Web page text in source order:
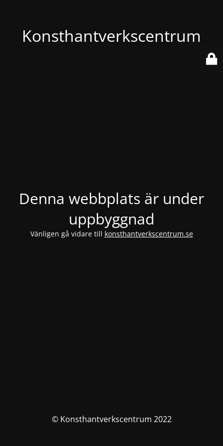
Konsthantverkscentrum
Denna webbplats är under
uppbyggnad
Vänligen gå vidare till konsthantverkscentrum.se
© Konsthantverkscentrum 2022